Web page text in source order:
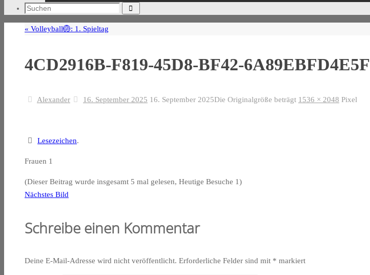
Suchen
Suchen
« Volleyball🏐: 1. Spieltag
4CD2916B-F819-45D8-BF42-6A89EBFD4E5F
Alexander 16. September 2025 16. September 2025Die Originalgröße beträgt 1536 × 2048 Pixel
Lesezeichen.
Frauen 1
(Dieser Beitrag wurde insgesamt 5 mal gelesen, Heutige Besuche 1)
Nächstes Bild
Schreibe einen Kommentar
Deine E-Mail-Adresse wird nicht veröffentlicht. Erforderliche Felder sind mit * markiert